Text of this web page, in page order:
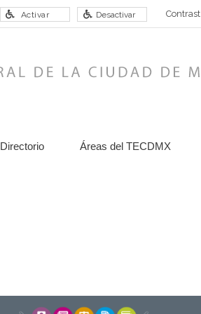
Activar Desactivar Contrast
Directorio Áreas del TECDMX